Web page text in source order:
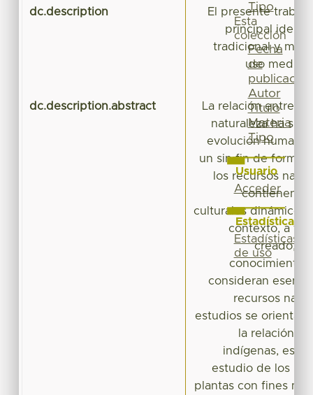
dc.description
El presente
principal
tradicional y
uso
dc.description.abstract
La relación entre
naturaleza ha
evolución
un sin fin de
los recursos
contienen
culturales dinámicos
contexto, a
creado,
conocimientos
consideran
recursos
estudios se orientan
la relación
indígenas, es
estudio de los
plantas con fines
Tipo
Esta
colección
Fecha
de
publicación
Autor
Título
Materia
Tipo
Usuario
Acceder
Estadísticas
Estadísticas
de uso